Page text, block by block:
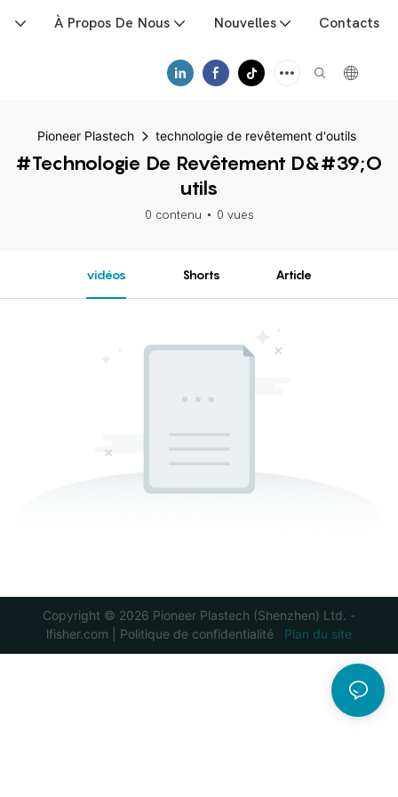
À Propos De Nous Nouvelles Contacts
Pioneer Plastech technologie de revêtement d'outils
#technologie De Revêtement D&#39;o
Utils
0 contenu 0 vues
vidéos Shorts Article
Copyright © 2026 Pioneer Plastech (Shenzhen) Ltd. -
lfisher.com
Politique de confidentialité Plan du site